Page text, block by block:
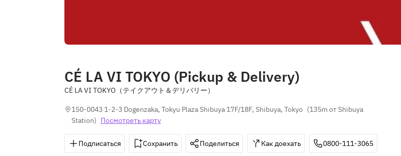
CÉ LA VI TOKYO (Pickup & Delivery)
CÉ LA VI TOKYO（テイクアウト＆デリバリー）
150-0043 1-2-3 Dogenzaka, Tokyu Plaza Shibuya 17F/18F, Shibuya, Tokyo (135m от Shibuya
Station) Посмотреть карту
Подписаться Сохранить Поделиться Как доехать 0800-111-3065